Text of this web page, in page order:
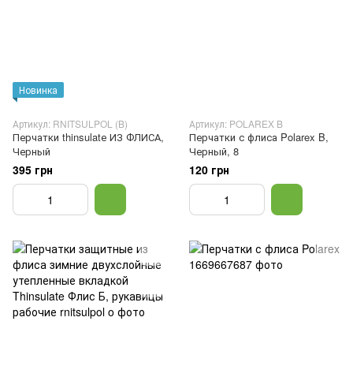
Новинка
Артикул: RNITSULPOL (B)
Перчатки thinsulatе ИЗ ФЛИСА,
Черный
395 грн
Артикул: POLAREX B
Перчатки с флиса Polarex B,
Черный, 8
120 грн